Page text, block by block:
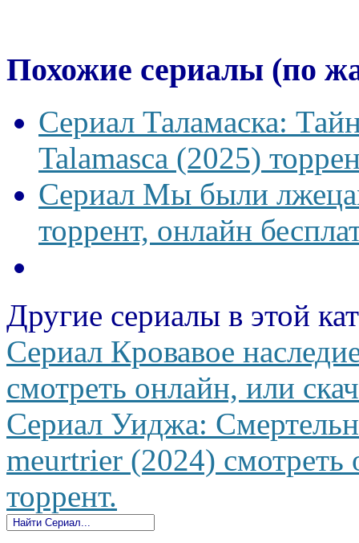
Похожие сериалы (по
Сериал Таламаска:
Talamasca (2025)
Сериал Мы были
торрент, онлайн
Другие сериалы в этой
Сериал Кровавое
смотреть онлайн, или
Сериал Уиджа:
meurtrier (2024) смотреть
торрент.